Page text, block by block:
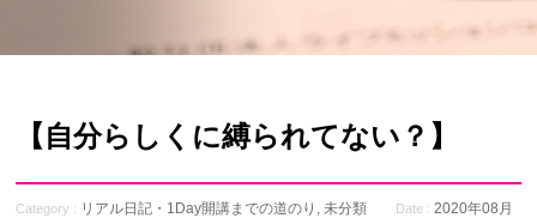
【自分らしくに縛られてない？】
Category : リアル日記・1Day開講までの道のり ,未分類 Date : 2020年08月